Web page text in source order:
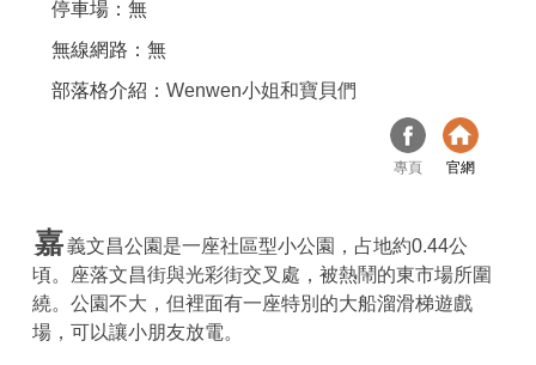
停車場：無
無線網路：無
部落格介紹： Wenwen小姐和寶貝們
專頁 官網
嘉義文昌公園是一座社區型小公園，占地約0.44公
頃。座落文昌街與光彩街交叉處，被熱鬧的東市場所圍
繞。公園不大，但裡面有一座特別的大船溜滑梯遊戲
場，可以讓小朋友放電。